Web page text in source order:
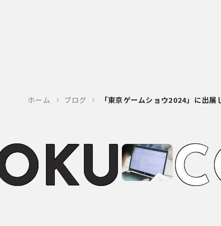
ホーム ブログ 「東京ゲームショウ2024」に出展
KU C